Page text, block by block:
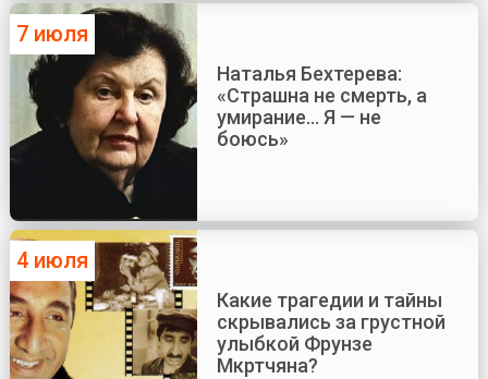
7 июля
Наталья Бехтерева:
«Страшна не смерть, а
умирание... Я — не
боюсь»
4 июля
Какие трагедии и тайны
скрывались за грустной
улыбкой Фрунзе
Мкртчяна?